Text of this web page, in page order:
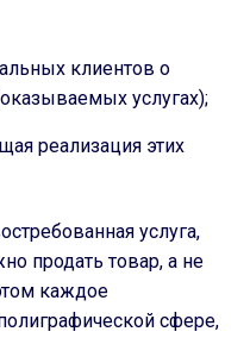
клиентов о
услугах);
реализация этих
услуга,
продать товар, а не
каждое
сфере,